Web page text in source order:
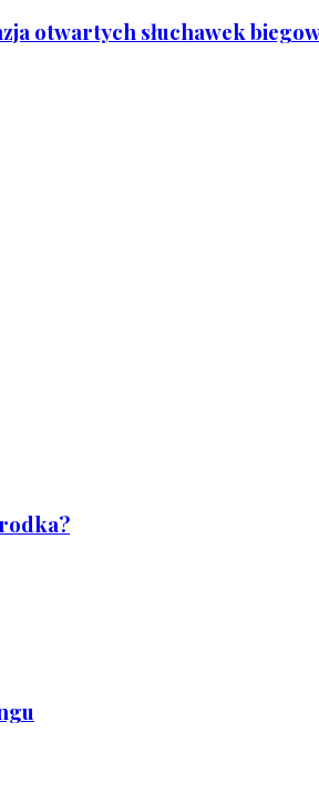
otwartych słuchawek